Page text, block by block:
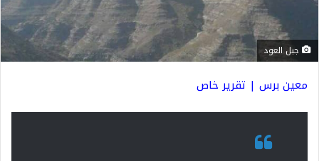
جبل العود
معين برس | تقرير خاص